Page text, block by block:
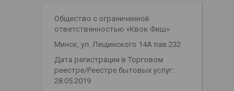
Общество с ограниченной
ответственностью «Квок Фиш»
Минск, ул. Лещинского 14А пав.232
Дата регистрации в Торговом
реестре/Реестре бытовых услуг:
28.05.2019